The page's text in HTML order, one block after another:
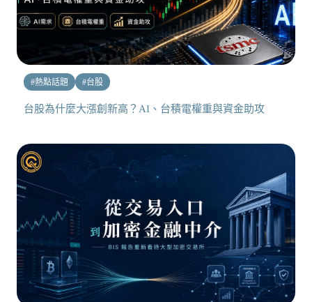
#熱點話題 #台股
台股為什麼大漲創新高？AI、台積電權重與資金助攻